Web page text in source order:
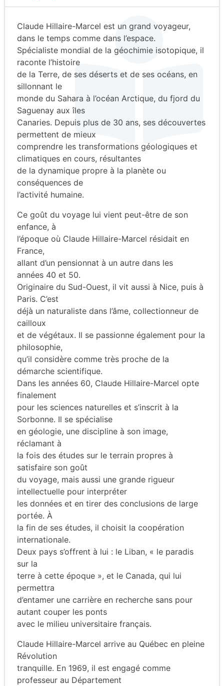
Claude Hillaire-Marcel est un grand voyageur,
dans le temps comme dans l’espace.
Spécialiste mondial de la géochimie isotopique, il
raconte l’histoire
de la Terre, de ses déserts et de ses océans, en
sillonnant le
monde du Sahara à l’océan Arctique, du fjord du
Saguenay aux îles
Canaries. Depuis plus de 30 ans, ses découvertes
permettent de mieux
comprendre les transformations géologiques et
climatiques en cours, résultantes
de la dynamique propre à la planète ou
conséquences de
l’activité humaine.
Ce goût du voyage lui vient peut-être de son
enfance, à
l’époque où Claude Hillaire-Marcel résidait en
France,
allant d’un pensionnat à un autre dans les
années 40 et 50.
Originaire du Sud-Ouest, il vit aussi à Nice, puis à
Paris. C’est
déjà un naturaliste dans l’âme, collectionneur de
cailloux
et de végétaux. Il se passionne également pour la
philosophie,
qu’il considère comme très proche de la
démarche scientifique.
Dans les années 60, Claude Hillaire-Marcel opte
finalement
pour les sciences naturelles et s’inscrit à la
Sorbonne. Il se spécialise
en géologie, une discipline à son image,
réclamant à
la fois des études sur le terrain propres à
satisfaire son goût
du voyage, mais aussi une grande rigueur
intellectuelle pour interpréter
les données et en tirer des conclusions de large
portée. À
la fin de ses études, il choisit la coopération
internationale.
Deux pays s’offrent à lui : le Liban, « le paradis
sur la
terre à cette époque », et le Canada, qui lui
permettra
d’entamer une carrière en recherche sans pour
autant couper les ponts
avec le milieu universitaire français.
Claude Hillaire-Marcel arrive au Québec en pleine
Révolution
tranquille. En 1969, il est engagé comme
professeur au Département